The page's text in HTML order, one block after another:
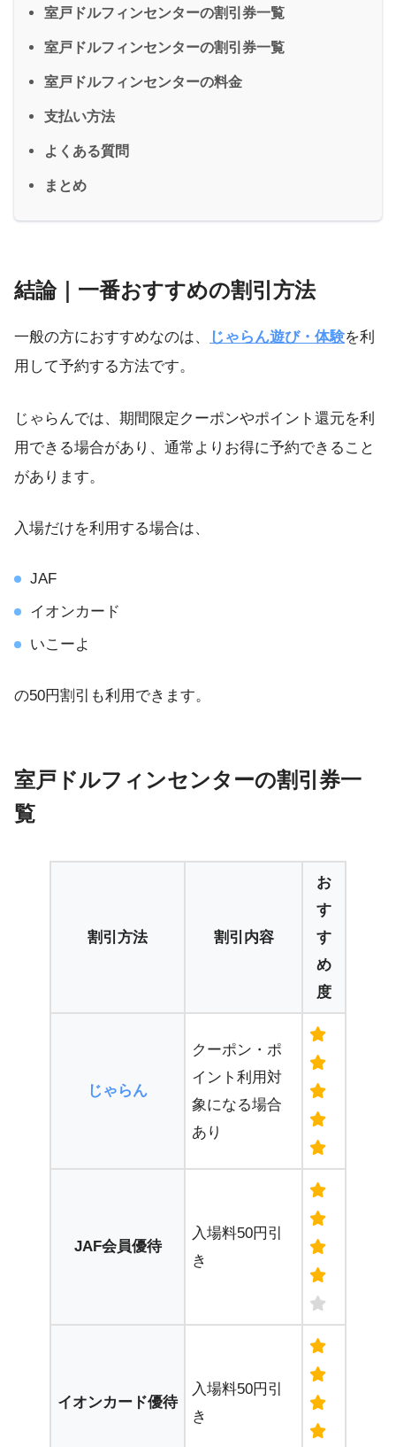
室戸ドルフィンセンターの割引券一覧
室戸ドルフィンセンターの割引券一覧
室戸ドルフィンセンターの料金
支払い方法
よくある質問
まとめ
結論｜一番おすすめの割引方法
一般の方におすすめなのは、 じゃらん遊び・体験を利
用して予約する方法です。
じゃらんでは、期間限定クーポンやポイント還元を利
用できる場合があり、通常よりお得に予約できること
があります。
入場だけを利用する場合は、
JAF
イオンカード
いこーよ
の50円割引も利用できます。
室戸ドルフィンセンターの割引券一
覧
割引方法 割引内容
お
す
す
め
度
じゃらん
クーポン・ポ
イント利用対
象になる場合
あり
JAF会員優待
入場料50円引
き
イオンカード優待
入場料50円引
き